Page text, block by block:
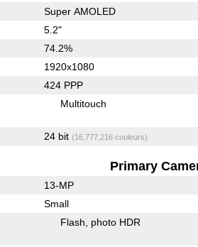
Super AMOLED
5.2"
74.2%
1920x1080
424 PPP
Multitouch
24 bit (16,777,216 couleurs)
Primary
13-MP
Small
Flash photo HDR